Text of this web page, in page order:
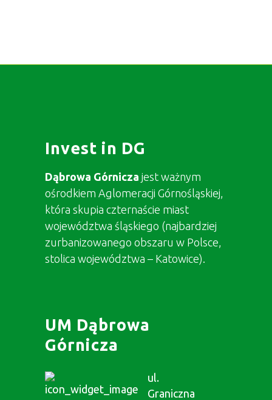
Invest in DG
Dąbrowa Górnicza jest ważnym
ośrodkiem Aglomeracji Górnośląskiej,
która skupia czternaście miast
województwa śląskiego (najbardziej
zurbanizowanego obszaru w Polsce,
stolica województwa – Katowice).
UM Dąbrowa
Górnicza
ul.
Graniczna